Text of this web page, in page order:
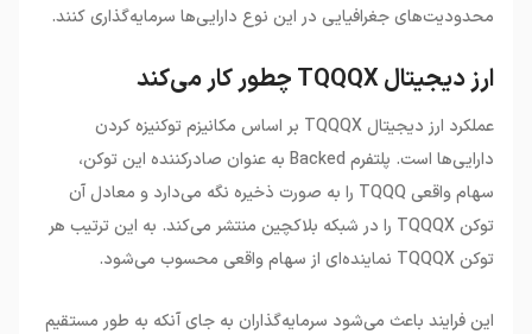
محدودیت‌های جغرافیایی در این نوع دارایی‌ها سرمایه‌گذاری کنند.
ارز دیجیتال TQQQX چطور کار می‌کند
عملکرد ارز دیجیتال TQQQX بر اساس مکانیزم توکنیزه کردن
دارایی‌ها است. پلتفرم Backed به عنوان صادرکننده این توکن،
سهام واقعی TQQQ را به صورت ذخیره نگه می‌دارد و معادل آن
توکن TQQQX را در شبکه بلاکچین منتشر می‌کند. به این ترتیب هر
توکن TQQQX نماینده‌ای از سهام واقعی محسوب می‌شود.
این فرایند باعث می‌شود سرمایه‌گذاران به جای آنکه به طور مستقیم